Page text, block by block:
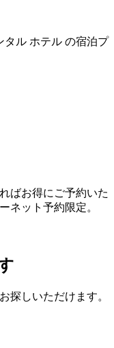
タル ホテル の宿泊プ
ばお得にご予約いた
ネット予約限定。
探しいただけます。